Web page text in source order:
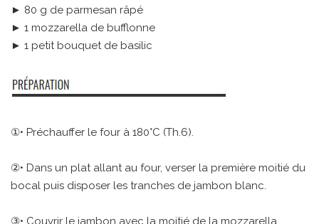
► 80 g de parmesan râpé
► 1 mozzarella de bufflonne
► 1 petit bouquet de basilic
①• Préchauffer le four à 180°C (Th.6).
②• Dans un plat allant au four, verser la première moitié du
bocal puis disposer les tranches de jambon blanc.
③• Couvrir le jambon avec la moitié de la mozzarella